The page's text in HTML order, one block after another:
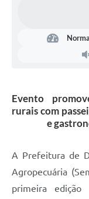
Evento
rurais com
e
A Prefeitura de
Agropecuária
primeira